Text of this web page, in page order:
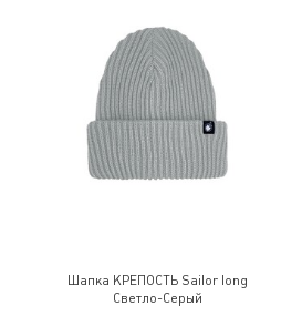
Шапка КРЕПОСТЬ Sailor long
Светло-Серый